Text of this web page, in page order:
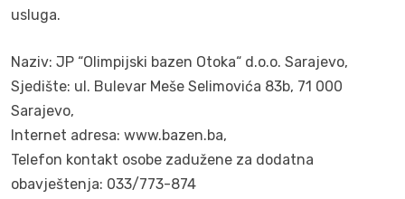
usluga.
Naziv: JP “Olimpijski bazen Otoka“ d.o.o. Sarajevo,
Sjedište: ul. Bulevar Meše Selimovića 83b, 71 000
Sarajevo,
Internet adresa: www.bazen.ba,
Telefon kontakt osobe zadužene za dodatna
obavještenja: 033/773-874